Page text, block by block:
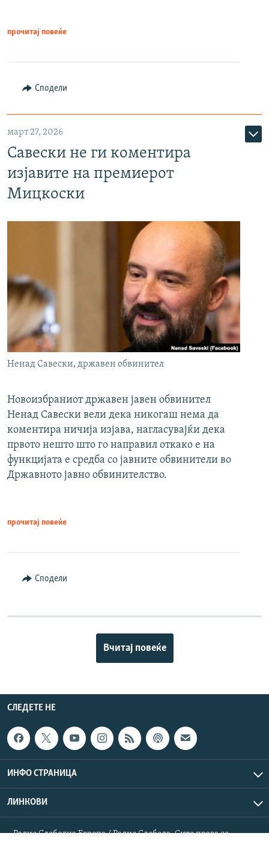
прочитај повеќе
Сподели
март 27, 2026
Савески не ги коментира
изјавите на премиерот
Мицкоски
Ненад Савески, државен обвинител
Новоизбраниот државен јавен обвинител
Ненад Савески вели дека никогаш нема да
коментира ничија изјава, нагласувајќи дека
првото нешто што го направил откако е на
функцијата е средба со јавните обвинители во
Државното јавно обвинителство.
прочитај повеќе
Сподели
Вчитај повеќе
СЛЕДЕТЕ НЕ
ИНФО СТРАНИЦА
ЛИНКОВИ
Радио Слободна Европа / Радио Слобода. Сите права се